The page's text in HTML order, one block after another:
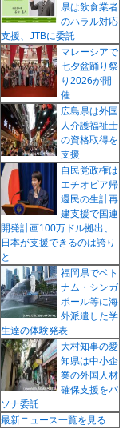
県は飲食業者
のハラル対応
支援、JTBに委託
マレーシアで
七夕盆踊り祭
り2026が開
催
広島県は外国
人介護福祉士
の資格取得を
支援
自民党政権は
エチオピア帰
還民の生計再
建支援で国連
開発計画100万ドル拠出、
日本が支援できるのは誇り
と
福岡県でベト
ナム・シンガ
ポール等に海
外派遣した学
生達の体験発表
大村知事の愛
知県は中小企
業の外国人材
確保支援をパ
ソナ委託
最新ニュース一覧を見る